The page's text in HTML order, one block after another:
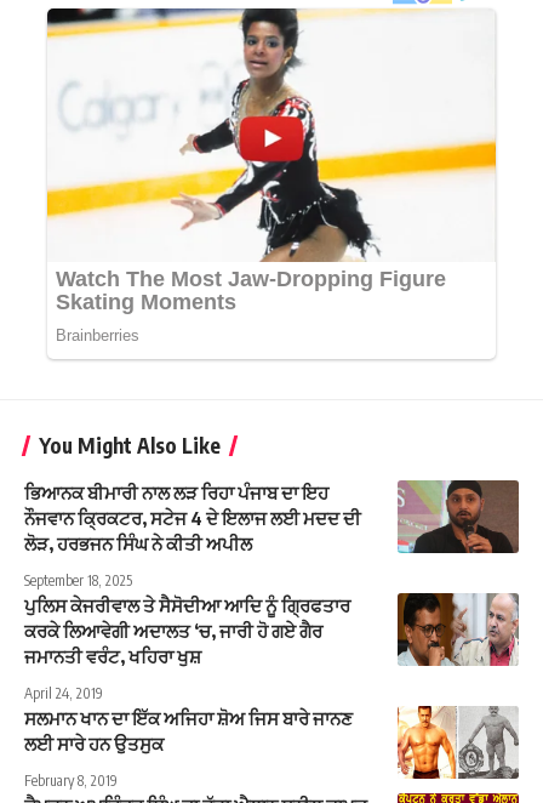
You Might Also Like
ਭਿਆਨਕ ਬੀਮਾਰੀ ਨਾਲ ਲੜ ਰਿਹਾ ਪੰਜਾਬ ਦਾ ਇਹ
ਨੌਜਵਾਨ ਕ੍ਰਿਕਟਰ, ਸਟੇਜ 4 ਦੇ ਇਲਾਜ ਲਈ ਮਦਦ ਦੀ
ਲੋੜ, ਹਰਭਜਨ ਸਿੰਘ ਨੇ ਕੀਤੀ ਅਪੀਲ
September 18, 2025
ਪੁਲਿਸ ਕੇਜਰੀਵਾਲ ਤੇ ਸੈਸੋਦੀਆ ਆਦਿ ਨੂੰ ਗ੍ਰਿਫਤਾਰ
ਕਰਕੇ ਲਿਆਵੇਗੀ ਅਦਾਲਤ ‘ਚ, ਜਾਰੀ ਹੋ ਗਏ ਗੈਰ
ਜਮਾਨਤੀ ਵਰੰਟ, ਖਹਿਰਾ ਖੁਸ਼
April 24, 2019
ਸਲਮਾਨ ਖਾਨ ਦਾ ਇੱਕ ਅਜਿਹਾ ਸ਼ੋਅ ਜਿਸ ਬਾਰੇ ਜਾਨਣ
ਲਈ ਸਾਰੇ ਹਨ ਉਤਸੁਕ
February 8, 2019